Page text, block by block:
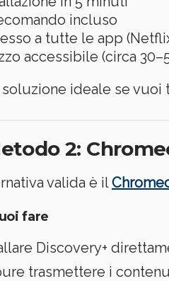
incluso
a tutte le app
accessibile (circa
soluzione ideale se vuoi
2:
valida è il
fare
Discovery+
trasmettere i